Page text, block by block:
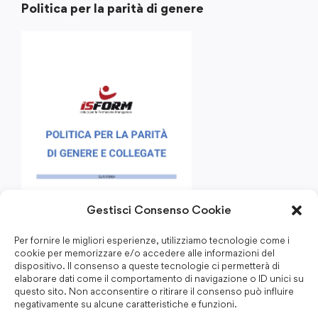
Gestisci Consenso Cookie
Per fornire le migliori esperienze, utilizziamo tecnologie come i
cookie per memorizzare e/o accedere alle informazioni del
dispositivo. Il consenso a queste tecnologie ci permetterà di
elaborare dati come il comportamento di navigazione o ID unici su
questo sito. Non acconsentire o ritirare il consenso può influire
negativamente su alcune caratteristiche e funzioni.
Politica per la parità di genere